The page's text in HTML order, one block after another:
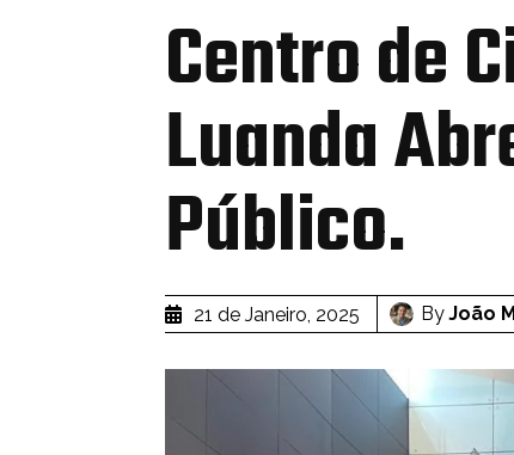
Centro de
Luanda
Público.
21 de Janeiro, 2025 ByJoão